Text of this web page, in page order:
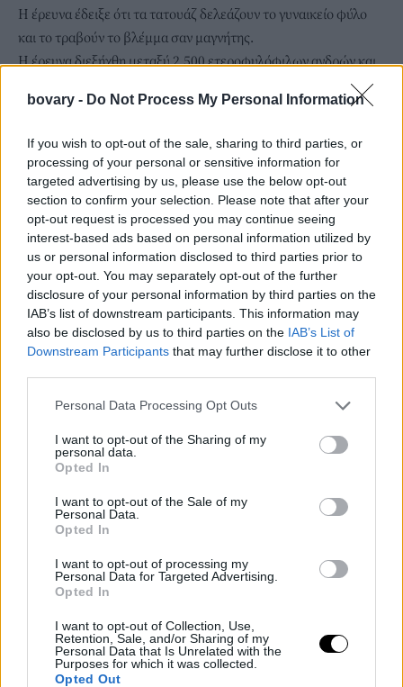
bovary - Do Not Process My Personal Information
If you wish to opt-out of the sale, sharing to third parties, or
processing of your personal or sensitive information for
targeted advertising by us, please use the below opt-out
section to confirm your selection. Please note that after your
opt-out request is processed you may continue seeing
interest-based ads based on personal information utilized by
us or personal information disclosed to third parties prior to
your opt-out. You may separately opt-out of the further
disclosure of your personal information by third parties on the
IAB’s list of downstream participants. This information may
also be disclosed by us to third parties on the IAB’s List of
Downstream Participants that may further disclose it to other
Personal Data Processing Opt Outs
I want to opt-out of the Sharing of my
personal data.
Opted In
I want to opt-out of the Sale of my
Personal Data.
Opted In
I want to opt-out of processing my
Personal Data for Targeted Advertising.
Opted In
I want to opt-out of Collection, Use,
Retention, Sale, and/or Sharing of my
Personal Data that Is Unrelated with the
Purposes for which it was collected.
Opted Out
Η έρευνα έδειξε ότι τα τατουάζ δελεάζουν το γυναικείο φύλο
και το τραβούν το βλέμμα σαν μαγνήτης.
Η έρευνα διεξήχθη μεταξύ 2.500 ετεροφυλόφιλων ανδρών και
γυναικών. Από τις γυναίκες ζητήθηκε να εκφράσουν την γνώμη
τους για άνδρες που ήταν γυμνοί από την μέση και πάνω και
Οι άνδρες που είχαν τατουάζ είχαν την τάση να τα επιδεικνύουν.
Οι γυναίκες περιγράφοντας την γνώμη τους για τους άνδρες
που είχαν τατουάζ, εξέφρασαν την άποψη ότι τους φαίνονταν
περισσότερο επιθετικοί, αρρενωποί, με καλύτερη υγεία, από
τους άνδρες που δεν είχαν τατουάζ.
Το συμπέρασμα των ερευνητών ήταν ότι το να έχει κάποιος
άνδρας τατουάζ επηρεάζει την γνώμη των γυναικών για την
εικόνα του. Oι άνδρες με τατούαζ φαίνονταν με υψηλότερα
επίπεδα τεστοστερόνης και με καλύτερες επιδόσεις στο σεξ.